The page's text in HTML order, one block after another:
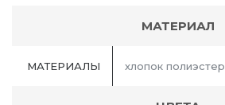
МАТЕРИАЛ
МАТЕРИАЛЫ хлопок полиэстер